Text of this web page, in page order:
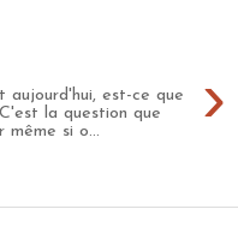
›
aujourd'hui, est-ce que
la question que
même si o...